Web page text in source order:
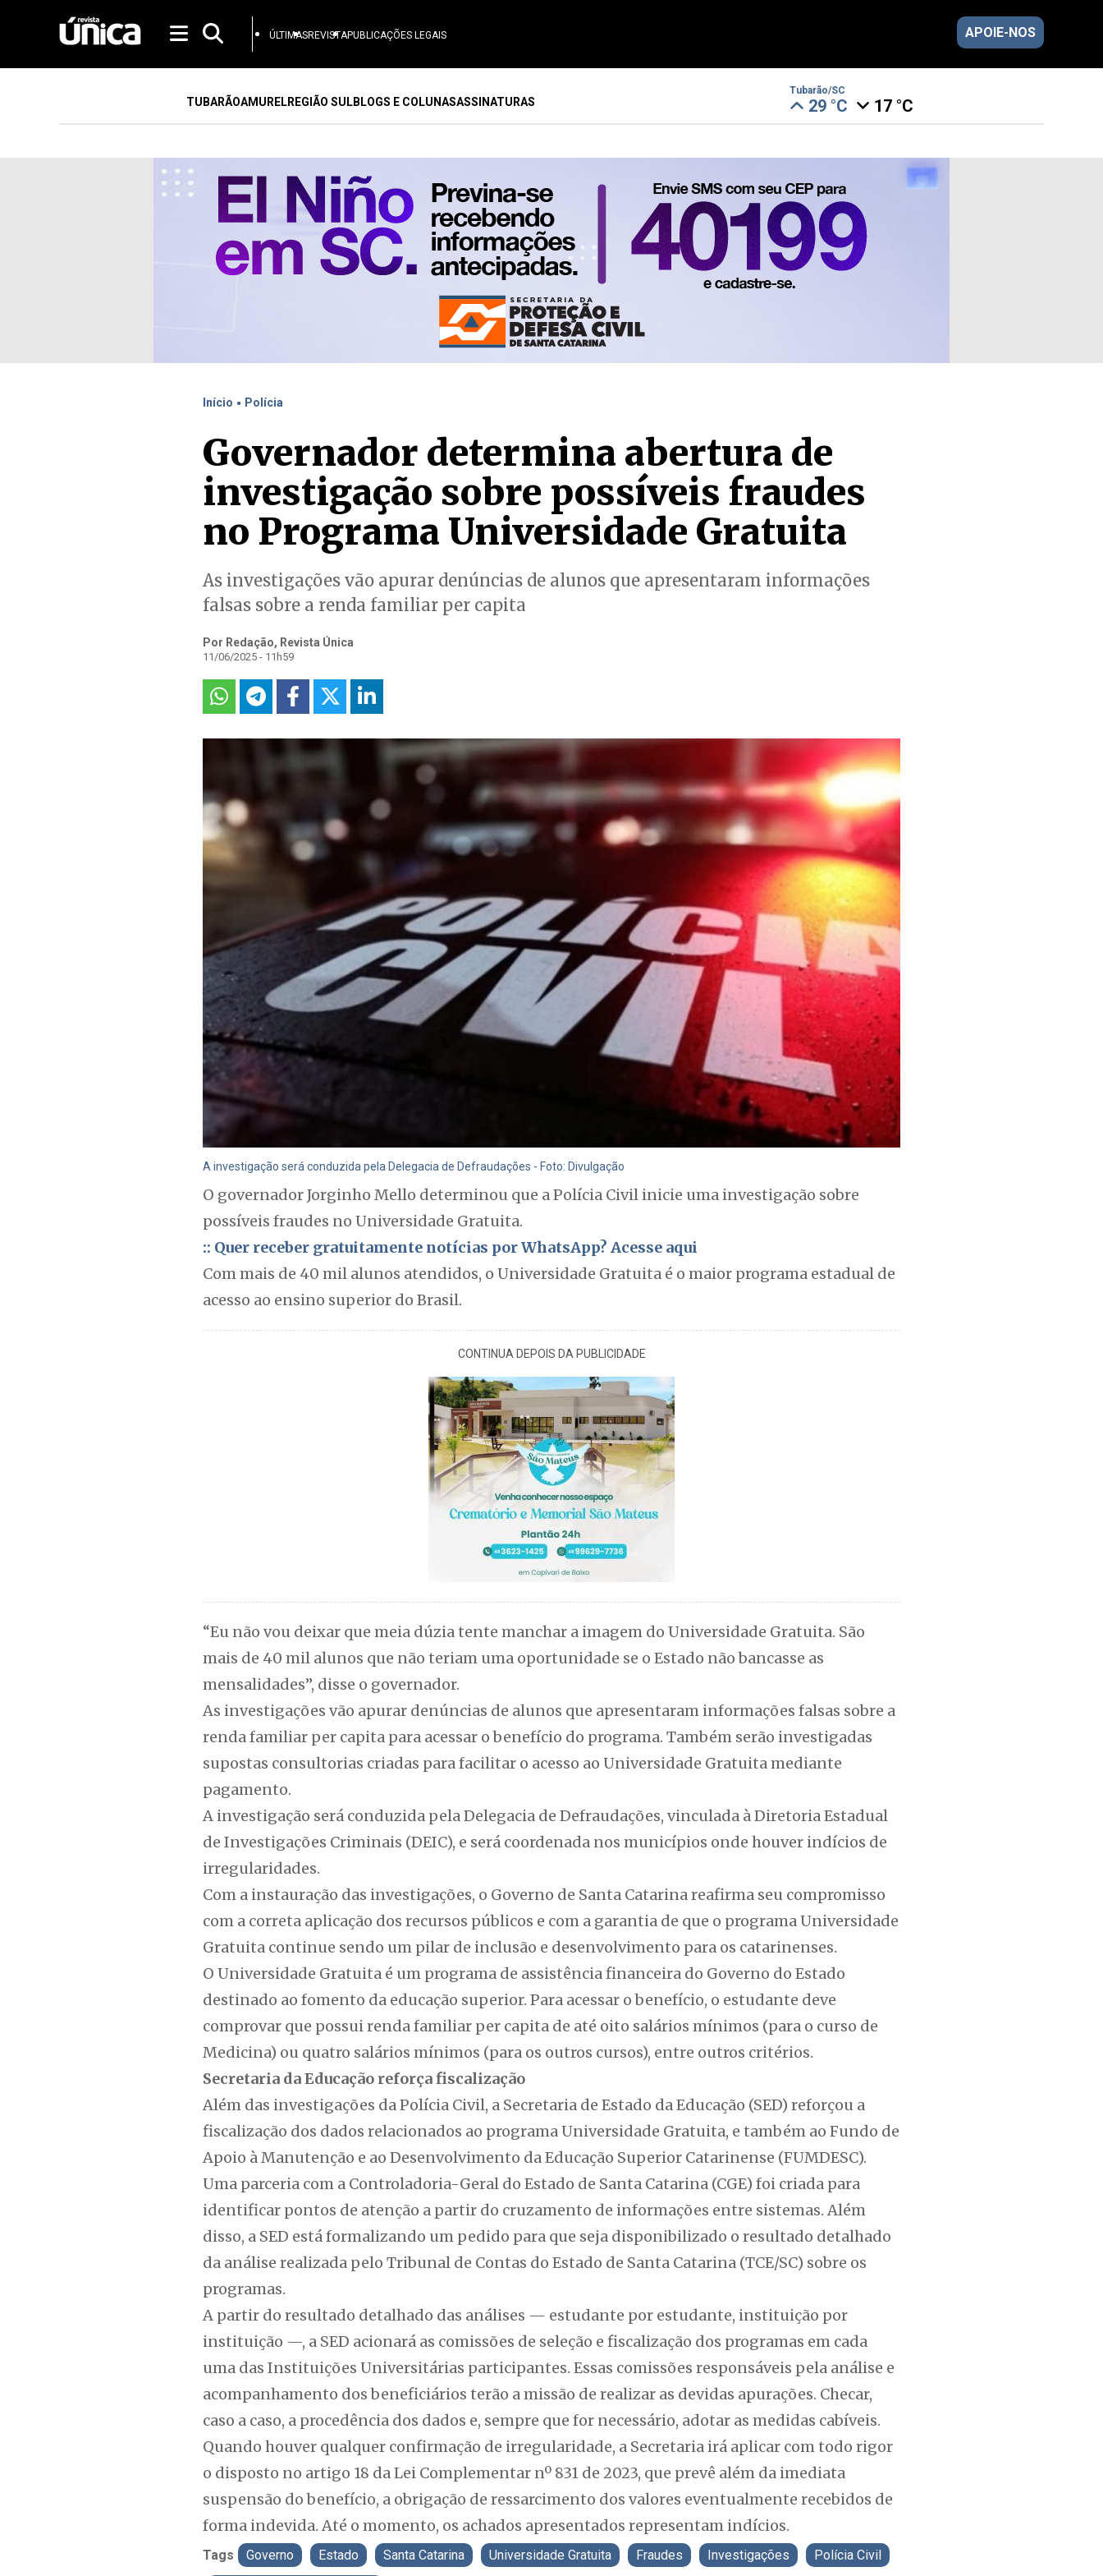
ÚLTIMASREVISTAPUBLICAÇÕES LEGAIS APOIE-NOS
TUBARÃOAMURELREGIÃO SULBLOGS E COLUNASASSINATURAS
Tubarão/SC
29 °C 17 °C
Início . Polícia
Governador determina abertura de
investigação sobre possíveis fraudes
no Programa Universidade Gratuita
As investigações vão apurar denúncias de alunos que apresentaram informações
falsas sobre a renda familiar per capita
Por Redação, Revista Única
11/06/2025 - 11h59
A investigação será conduzida pela Delegacia de Defraudações - Foto: Divulgação
O governador Jorginho Mello determinou que a Polícia Civil inicie uma investigação sobre
possíveis fraudes no Universidade Gratuita.
:: Quer receber gratuitamente notícias por WhatsApp? Acesse aqui
Com mais de 40 mil alunos atendidos, o Universidade Gratuita é o maior programa estadual de
acesso ao ensino superior do Brasil.
CONTINUA DEPOIS DA PUBLICIDADE
“Eu não vou deixar que meia dúzia tente manchar a imagem do Universidade Gratuita. São
mais de 40 mil alunos que não teriam uma oportunidade se o Estado não bancasse as
mensalidades”, disse o governador.
As investigações vão apurar denúncias de alunos que apresentaram informações falsas sobre a
renda familiar per capita para acessar o benefício do programa. Também serão investigadas
supostas consultorias criadas para facilitar o acesso ao Universidade Gratuita mediante
pagamento.
A investigação será conduzida pela Delegacia de Defraudações, vinculada à Diretoria Estadual
de Investigações Criminais (DEIC), e será coordenada nos municípios onde houver indícios de
irregularidades.
Com a instauração das investigações, o Governo de Santa Catarina reafirma seu compromisso
com a correta aplicação dos recursos públicos e com a garantia de que o programa Universidade
Gratuita continue sendo um pilar de inclusão e desenvolvimento para os catarinenses.
O Universidade Gratuita é um programa de assistência financeira do Governo do Estado
destinado ao fomento da educação superior. Para acessar o benefício, o estudante deve
comprovar que possui renda familiar per capita de até oito salários mínimos (para o curso de
Medicina) ou quatro salários mínimos (para os outros cursos), entre outros critérios.
Secretaria da Educação reforça fiscalização
Além das investigações da Polícia Civil, a Secretaria de Estado da Educação (SED) reforçou a
fiscalização dos dados relacionados ao programa Universidade Gratuita, e também ao Fundo de
Apoio à Manutenção e ao Desenvolvimento da Educação Superior Catarinense (FUMDESC).
Uma parceria com a Controladoria-Geral do Estado de Santa Catarina (CGE) foi criada para
identificar pontos de atenção a partir do cruzamento de informações entre sistemas. Além
disso, a SED está formalizando um pedido para que seja disponibilizado o resultado detalhado
da análise realizada pelo Tribunal de Contas do Estado de Santa Catarina (TCE/SC) sobre os
programas.
A partir do resultado detalhado das análises — estudante por estudante, instituição por
instituição —, a SED acionará as comissões de seleção e fiscalização dos programas em cada
uma das Instituições Universitárias participantes. Essas comissões responsáveis pela análise e
acompanhamento dos beneficiários terão a missão de realizar as devidas apurações. Checar,
caso a caso, a procedência dos dados e, sempre que for necessário, adotar as medidas cabíveis.
Quando houver qualquer confirmação de irregularidade, a Secretaria irá aplicar com todo rigor
o disposto no artigo 18 da Lei Complementar nº 831 de 2023, que prevê além da imediata
suspensão do benefício, a obrigação de ressarcimento dos valores eventualmente recebidos de
forma indevida. Até o momento, os achados apresentados representam indícios.
Tags Governo Estado Santa Catarina Universidade Gratuita Fraudes Investigações Polícia Civil